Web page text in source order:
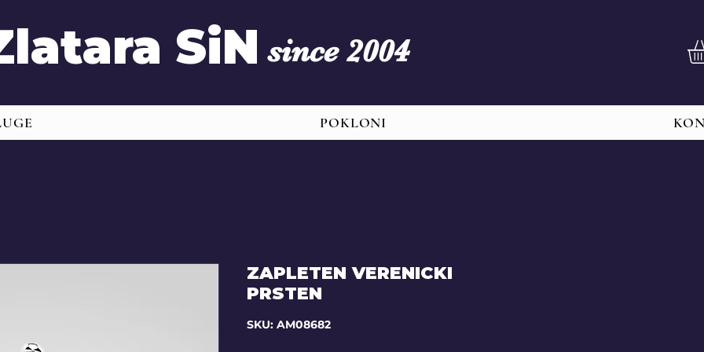
SiN since 2004
POKLONI
ZAPLETEN VERENICKI
PRSTEN
SKU: AM08682